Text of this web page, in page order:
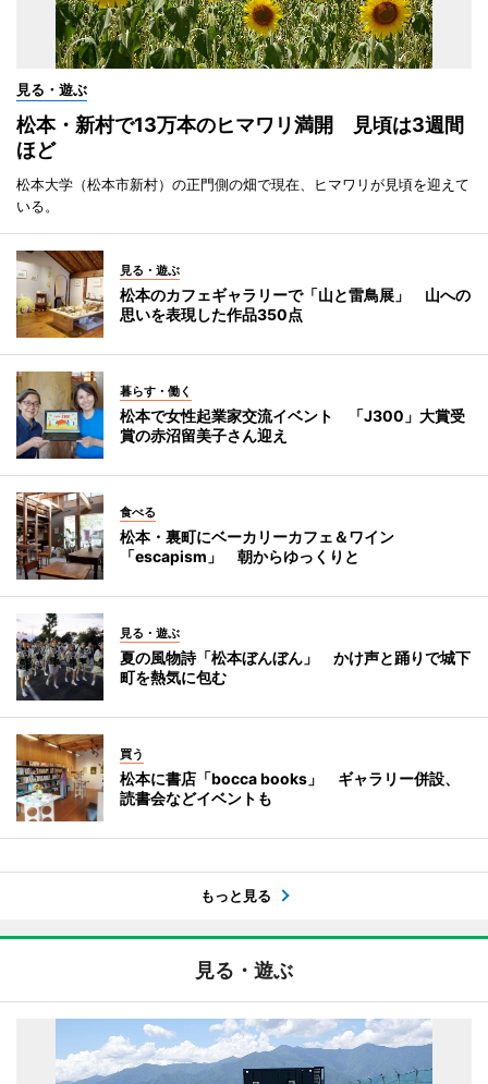
見る・遊ぶ
松本・新村で13万本のヒマワリ満開 見頃は3週間
ほど
松本大学（松本市新村）の正門側の畑で現在、ヒマワリが見頃を迎えて
いる。
見る・遊ぶ
松本のカフェギャラリーで「山と雷鳥展」 山への
思いを表現した作品350点
暮らす・働く
松本で女性起業家交流イベント 「J300」大賞受
賞の赤沼留美子さん迎え
食べる
松本・裏町にベーカリーカフェ＆ワイン
「escapism」 朝からゆっくりと
見る・遊ぶ
夏の風物詩「松本ぼんぼん」 かけ声と踊りで城下
町を熱気に包む
買う
松本に書店「bocca books」 ギャラリー併設、
読書会などイベントも
もっと見る
見る・遊ぶ